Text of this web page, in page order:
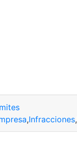
,Infracciones,